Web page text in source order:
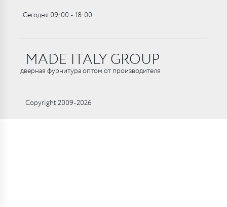
Сегодня 09:00 ‑ 18:00
MADE ITALY GROUP
дверная фурнитура оптом от производителя
Copyright 2009-2026